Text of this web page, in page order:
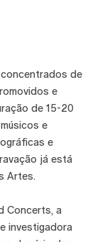
concentrados de
e
de 15-20
e
e
já está
Artes.
Concerts, a
investigadora